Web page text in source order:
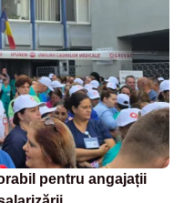
pentru angajații